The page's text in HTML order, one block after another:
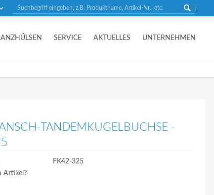
SERVICE AKTUELLES UNTERNEHMEN
TANDEMKUGELBUCHSE -
FK42-325
Artikel?